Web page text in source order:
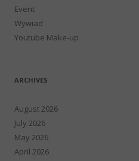
Event
Wywiad
Youtube Make-up
ARCHIVES
August 2026
July 2026
May 2026
April 2026